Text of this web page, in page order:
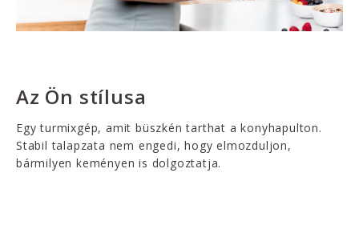
Az Ön stílusa
Egy turmixgép, amit büszkén tarthat a konyhapulton.
Stabil talapzata nem engedi, hogy elmozduljon,
bármilyen keményen is dolgoztatja.